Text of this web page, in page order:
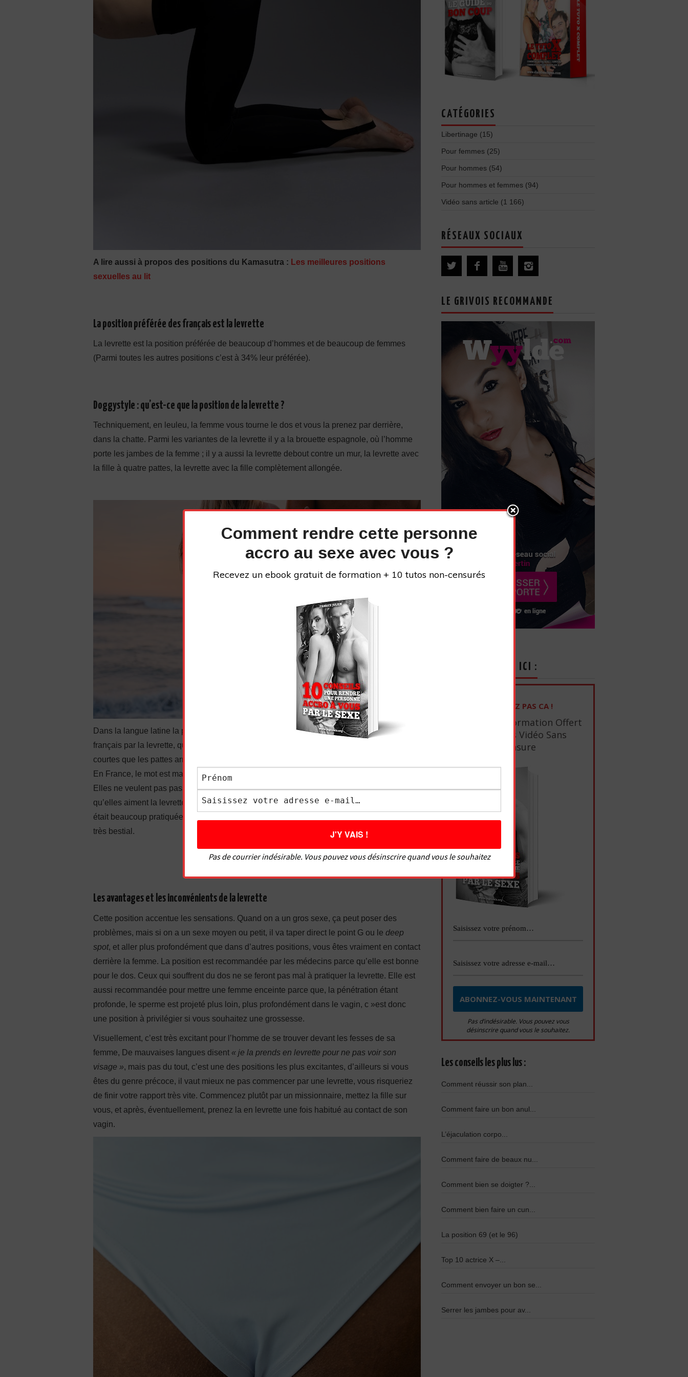
A lire aussi à propos des positions du Kamasutra : Les meilleures positions
sexuelles au lit
La position préférée des français est la levrette
La levrette est la position préférée de beaucoup d’hommes et de beaucoup de femmes
(Parmi toutes les autres positions c’est à 34% leur préférée).
Doggystyle : qu’est-ce que la position de la levrette ?
Techniquement, en leuleu, la femme vous tourne le dos et vous la prenez par derrière,
dans la chatte. Parmi les variantes de la levrette il y a la brouette espagnole, où l’homme
porte les jambes de la femme ; il y a aussi la levrette debout contre un mur, la levrette avec
la fille à quatre pattes, la levrette avec la fille complètement allongée.
Dans la langue latine la position s’appelait « comme les animaux le font », on l’a traduit en
français par la levrette, qui est la femelle du lévrier, un chien qui a les pattes avant plus
courtes que les pattes arrières, ce qui rappelle une position un peu cambrée, le cul offert.
En France, le mot est mal connoté chez les femmes, parce que cela évoque une chienne.
Elles ne veulent pas passer pour des filles faciles, beaucoup ont du mal à assumer
qu’elles aiment la levrette, mais il faut reconnaître que c’est une position ergonomique, elle
était beaucoup pratiquée par nos ancêtres contre les murs de la caverne ta ta ta ta !…c’est
très bestial.
Les avantages et les inconvénients de la levrette
Cette position accentue les sensations. Quand on a un gros sexe, ça peut poser des
problèmes, mais si on a un sexe moyen ou petit, il va taper direct le point G ou le deep
spot, et aller plus profondément que dans d’autres positions, vous êtes vraiment en contact
derrière la femme. La position est recommandée par les médecins parce qu’elle est bonne
pour le dos. Ceux qui souffrent du dos ne se feront pas mal à pratiquer la levrette. Elle est
aussi recommandée pour mettre une femme enceinte parce que, la pénétration étant
profonde, le sperme est projeté plus loin, plus profondément dans le vagin, c »est donc
une position à privilégier si vous souhaitez une grossesse.
Visuellement, c’est très excitant pour l’homme de se trouver devant les fesses de sa
femme, De mauvaises langues disent « je la prends en levrette pour ne pas voir son
visage », mais pas du tout, c’est une des positions les plus excitantes, d’ailleurs si vous
êtes du genre précoce, il vaut mieux ne pas commencer par une levrette, vous risqueriez
de finir votre rapport très vite. Commencez plutôt par un missionnaire, mettez la fille sur
vous, et après, éventuellement, prenez la en levrette une fois habitué au contact de son
vagin.
CATÉGORIES
Libertinage (15)
Pour femmes (25)
Pour hommes (54)
Pour hommes et femmes (94)
Vidéo sans article (1 166)
RÉSEAUX SOCIAUX
LE GRIVOIS RECOMMANDE
INSCRIVEZ-VOUS ICI :
NE RATEZ PAS CA !
1 Ebook De Formation Offert
+ 10 Tutos Vidéo Sans
Censure
Pas d’indésirable. Vous pouvez vous
désinscrire quand vous le souhaitez.
Les conseils les plus lus :
Comment réussir son plan...
Comment faire un bon anul...
L’éjaculation corpo...
Comment faire de beaux nu...
Comment bien se doigter ?...
Comment bien faire un cun...
La position 69 (et le 96)
Top 10 actrice X –...
Comment envoyer un bon se...
Serrer les jambes pour av...
Comment rendre cette personne
accro au sexe avec vous ?
Recevez un ebook gratuit de formation + 10 tutos non-censurés
Pas de courrier indésirable. Vous pouvez vous désinscrire quand vous le souhaitez